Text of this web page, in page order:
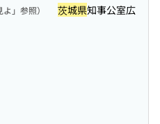
」参照） 茨城県知事公室広